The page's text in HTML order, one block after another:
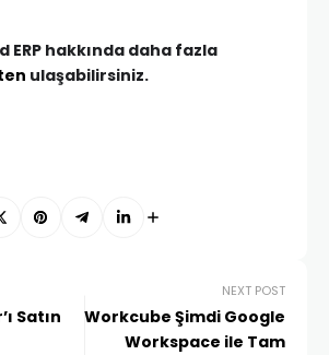
ERP hakkında daha fazla
ulaşabilirsiniz.
Satın
NEXT POST
Workcube Şimdi Google
Workspace ile Tam